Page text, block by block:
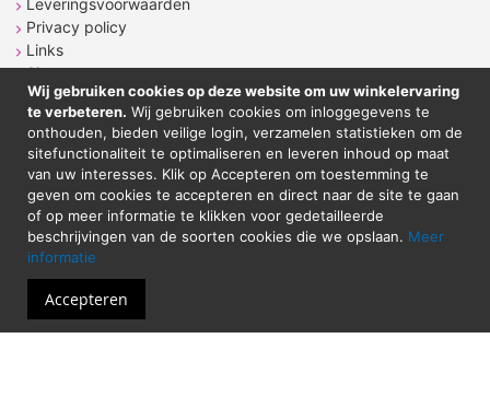
Wij gebruiken cookies op deze website om uw winkelervaring
te verbeteren. Wij gebruiken cookies om inloggegevens te
onthouden, bieden veilige login, verzamelen statistieken om de
sitefunctionaliteit te optimaliseren en leveren inhoud op maat
van uw interesses. Klik op Accepteren om toestemming te
geven om cookies te accepteren en direct naar de site te gaan
of op meer informatie te klikken voor gedetailleerde
beschrijvingen van de soorten cookies die we opslaan. Meer
informatie
Accepteren
Leveringsvoorwaarden
Privacy policy
Links
Sitemap
CONTACT
Sticker Atelier
Neringstraat 7
8263 BG Kampen
Tel. 038-2020089